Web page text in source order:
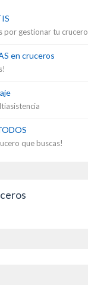
por gestionar tu crucero
en cruceros
que buscas!